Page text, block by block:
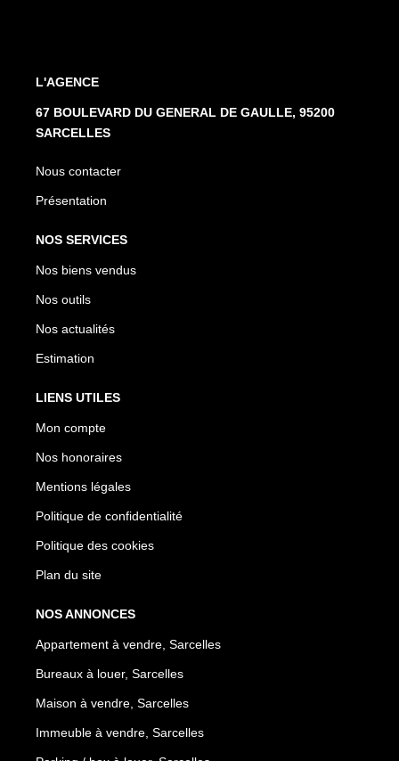
L'AGENCE
67 BOULEVARD DU GENERAL DE GAULLE, 95200
SARCELLES
Nous contacter
Présentation
NOS SERVICES
Nos biens vendus
Nos outils
Nos actualités
Estimation
LIENS UTILES
Mon compte
Nos honoraires
Mentions légales
Politique de confidentialité
Politique des cookies
Plan du site
NOS ANNONCES
Appartement à vendre, Sarcelles
Bureaux à louer, Sarcelles
Maison à vendre, Sarcelles
Immeuble à vendre, Sarcelles